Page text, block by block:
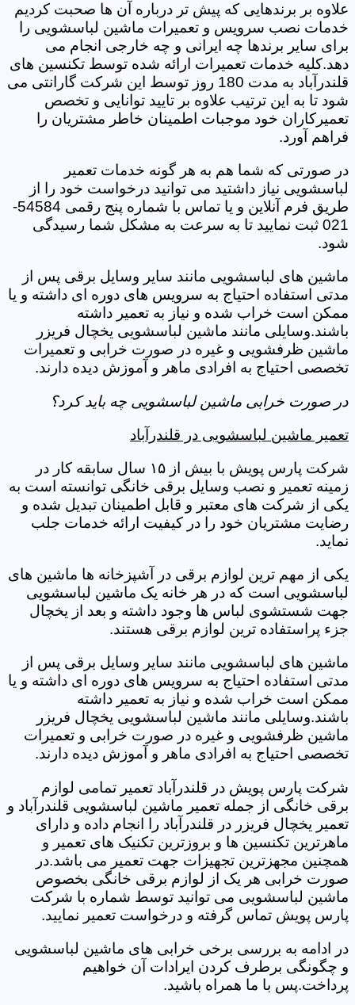
علاوه بر برندهایی که پیش تر درباره آن ها صحبت کردیم
خدمات نصب سرویس و تعمیرات ماشین لباسشویی را
برای سایر برندها چه ایرانی و چه خارجی انجام می
دهد.کلیه خدمات تعمیرات ارائه شده توسط تکنسین های
قلندرآباد به مدت 180 روز توسط این شرکت گارانتی می
شود تا به این ترتیب علاوه بر تایید توانایی و تخصص
تعمیرکاران خود موجبات اطمینان خاطر مشتریان را
فراهم آورد.
در صورتی که شما هم به هر گونه خدمات تعمیر
لباسشویی نیاز داشتید می توانید درخواست خود را از
طریق فرم آنلاین و یا تماس با شماره پنج رقمی 54584-
021 ثبت نمایید تا به سرعت به مشکل شما رسیدگی
شود.
ماشین های لباسشویی مانند سایر وسایل برقی پس از
مدتی استفاده احتیاج به سرویس های دوره ای داشته و یا
ممکن است خراب شده و نیاز به تعمیر داشته
باشند.وسایلی مانند ماشین لباسشویی یخچال فریزر
ماشین ظرفشویی و غیره در صورت خرابی و تعمیرات
تخصصی احتیاج به افرادی ماهر و آموزش دیده دارند.
در صورت خرابی ماشین لباسشویی چه باید کرد؟
تعمیر ماشین لباسشویی در قلندرآباد
شرکت پارس پویش با بیش از ۱۵ سال سابقه کار در
زمینه تعمیر و نصب وسایل برقی خانگی توانسته است به
یکی از شرکت های معتبر و قابل اطمینان تبدیل شده و
رضایت مشتریان خود را در کیفیت ارائه خدمات جلب
نماید.
یکی از مهم ترین لوازم برقی در آشپزخانه ها ماشین های
لباسشویی است که در هر خانه یک ماشین لباسشویی
جهت شستشوی لباس ها وجود داشته و بعد از یخچال
جزء پراستفاده ترین لوازم برقی هستند.
ماشین های لباسشویی مانند سایر وسایل برقی پس از
مدتی استفاده احتیاج به سرویس های دوره ای داشته و یا
ممکن است خراب شده و نیاز به تعمیر داشته
باشند.وسایلی مانند ماشین لباسشویی یخچال فریزر
ماشین ظرفشویی و غیره در صورت خرابی و تعمیرات
تخصصی احتیاج به افرادی ماهر و آموزش دیده دارند.
شرکت پارس پویش در قلندرآباد تعمیر تمامی لوازم
برقی خانگی از جمله تعمیر ماشین لباسشویی قلندرآباد و
تعمیر یخچال فریزر در قلندرآباد را انجام داده و دارای
ماهرترین تکنسین ها و بروزترین تکنیک های تعمیر و
همچنین مجهزترین تجهیزات جهت تعمیر می باشد.در
صورت خرابی هر یک از لوازم برقی خانگی بخصوص
ماشین لباسشویی می توانید توسط شماره با شرکت
پارس پویش تماس گرفته و درخواست تعمیر نمایید.
در ادامه به بررسی برخی خرابی های ماشین لباسشویی
و چگونگی برطرف کردن ایرادات آن خواهیم
پرداخت.پس با ما همراه باشید.